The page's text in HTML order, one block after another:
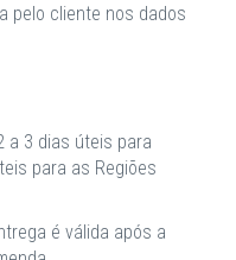
pelo cliente nos dados
a 3 dias úteis para
para as Regiões
é válida após a